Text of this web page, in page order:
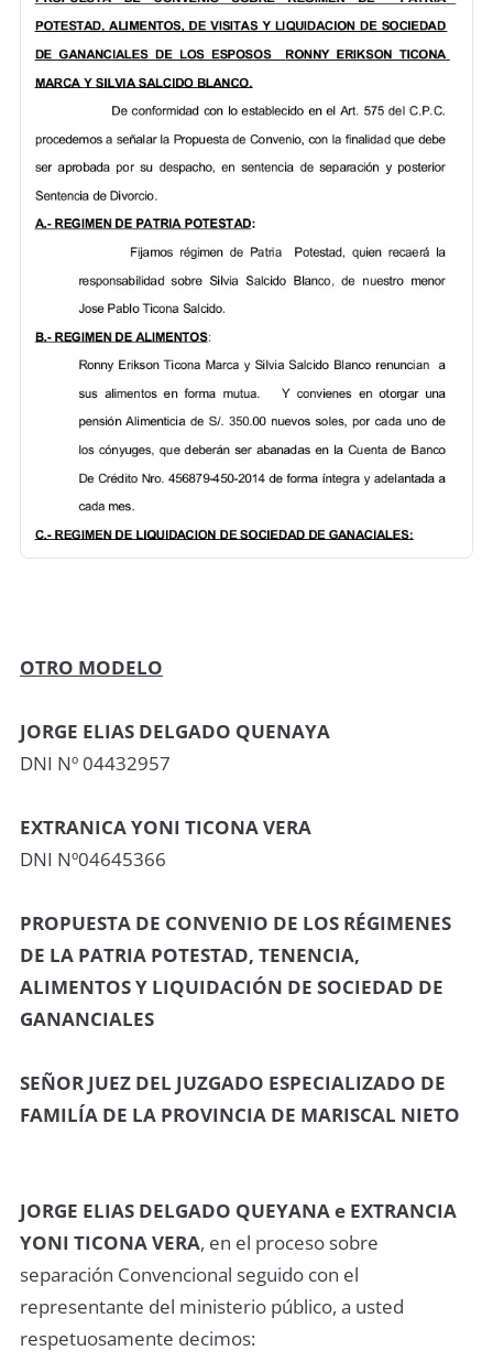
OTRO MODELO
JORGE ELIAS DELGADO QUENAYA
DNI Nº 04432957
EXTRANICA YONI TICONA VERA
DNI Nº04645366
PROPUESTA DE CONVENIO DE LOS RÉGIMENES
DE LA PATRIA POTESTAD, TENENCIA,
ALIMENTOS Y LIQUIDACIÓN DE SOCIEDAD DE
GANANCIALES
SEÑOR JUEZ DEL JUZGADO ESPECIALIZADO DE
FAMILÍA DE LA PROVINCIA DE MARISCAL NIETO
JORGE ELIAS DELGADO QUEYANA e EXTRANCIA
YONI TICONA VERA, en el proceso sobre
separación Convencional seguido con el
representante del ministerio público, a usted
respetuosamente decimos: